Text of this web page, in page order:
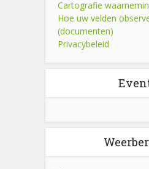
Cartografie
Hoe uw velden
(documenten)
Privacybeleid